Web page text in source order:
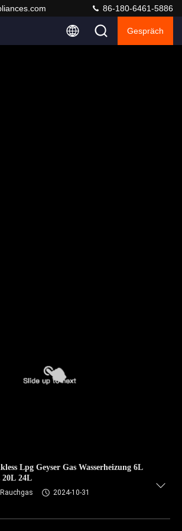
86-180-6461-5886
Gespräch
Lpg Geyser Gas Wasserheizung 6L
20L 24L
2024-10-31